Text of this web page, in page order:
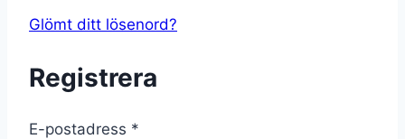
Glömt ditt lösenord?
Registrera
E-postadress *